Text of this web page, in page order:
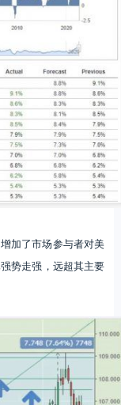
加了市场参与者对美
势走强，远超其主要